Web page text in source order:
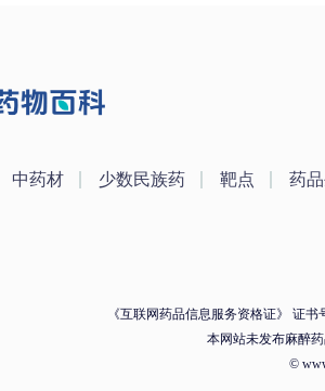
中药材 少数民族药 靶点 药
《互联网药品信息服务资格证》 证书
本网站未发布麻醉
©